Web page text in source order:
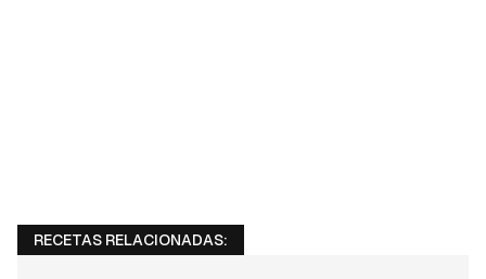
RECETAS RELACIONADAS: